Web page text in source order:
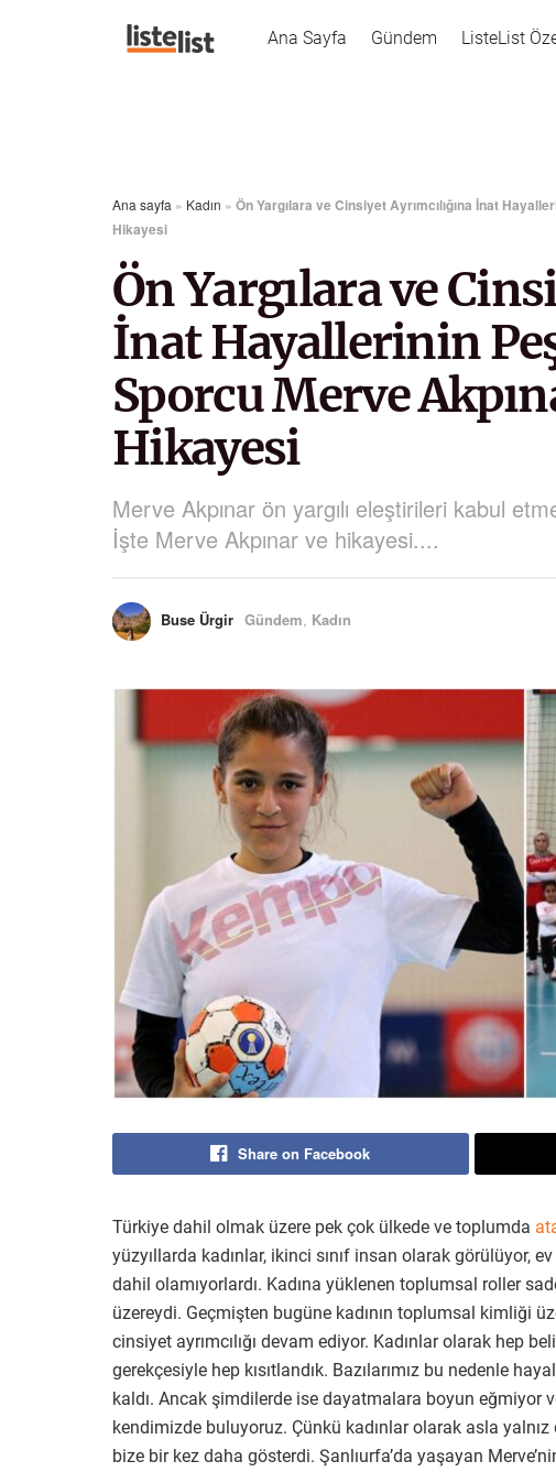
Ana Sayfa Gündem ListeList
Ana sayfa » Kadın » Ön Yargılara ve Cinsiyet Ayrımcılığına İnat
Hikayesi
Ön Yargılara ve
İnat Hayallerinin
Sporcu Merve
Hikayesi
Merve Akpınar ön yargılı eleştirileri kabul
İşte Merve Akpınar ve hikayesi....
Buse Ürgir Gündem, Kadın
Share on Facebook
Türkiye dahil olmak üzere pek çok ülkede ve toplumda
yüzyıllarda kadınlar, ikinci sınıf insan olarak görülüyor,
dahil olamıyorlardı. Kadına yüklenen toplumsal roller
üzereydi. Geçmişten bugüne kadının toplumsal kimliği
cinsiyet ayrımcılığı devam ediyor. Kadınlar olarak hep
gerekçesiyle hep kısıtlandık. Bazılarımız bu nedenle
kaldı. Ancak şimdilerde ise dayatmalara boyun eğmiyor
kendimizde buluyoruz. Çünkü kadınlar olarak asla
bize bir kez daha gösterdi. Şanlıurfa’da yaşayan